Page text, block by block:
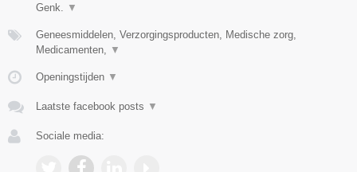
Genk.
▼
Geneesmiddelen, Verzorgingsproducten, Medische zorg,
Medicamenten,
▼
Openingstijden ▼
Laatste facebook posts ▼
Sociale media: